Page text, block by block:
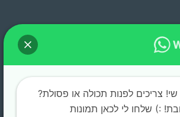
צריכים לפנות תכולה או פסולת?
:) שלחו לי לכאן תמונות